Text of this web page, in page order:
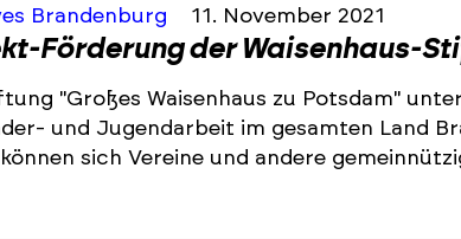
Brandenburg 11. November 2021
Förderung der Waisenhaus-
"Großes Waisenhaus zu Potsdam"
und Jugendarbeit im gesamten Land
sich Vereine und andere